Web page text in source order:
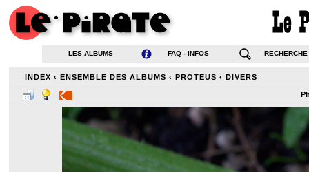
LES ALBUMS FAQ - INFOS RECHERCHE
INDEX ‹ ENSEMBLE DES ALBUMS ‹ PROTEUS ‹ DIVERS